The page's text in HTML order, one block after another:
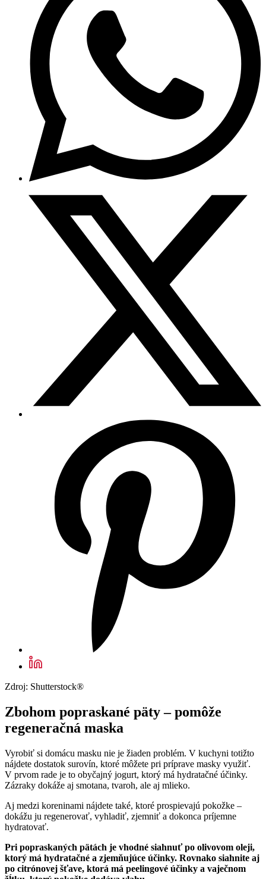
Zdroj: Shutterstock®
Zbohom popraskané päty – pomôže
regeneračná maska
Vyrobiť si domácu masku nie je žiaden problém. V kuchyni totižto
nájdete dostatok surovín, ktoré môžete pri príprave masky využiť.
V prvom rade je to obyčajný jogurt, ktorý má hydratačné účinky.
Zázraky dokáže aj smotana, tvaroh, ale aj mlieko.
Aj medzi koreninami nájdete také, ktoré prospievajú pokožke –
dokážu ju regenerovať, vyhladiť, zjemniť a dokonca príjemne
hydratovať.
Pri popraskaných pätách je vhodné siahnuť po olivovom oleji,
ktorý má hydratačné a zjemňujúce účinky. Rovnako siahnite aj
po citrónovej šťave, ktorá má peelingové účinky a vaječnom